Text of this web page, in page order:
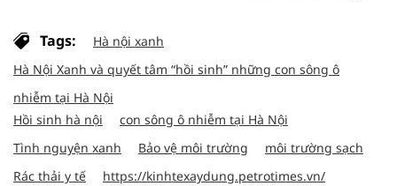
Tags:
Hà nội xanh
Hà Nội Xanh và quyết tâm “hồi sinh” những con sông ô
nhiễm tại Hà Nội
Hồi sinh hà nội
con sông ô nhiễm tại Hà Nội
Tình nguyện xanh
Bảo vệ môi trường
môi trường sạch
Rác thải y tế
https://kinhtexaydung.petrotimes.vn/